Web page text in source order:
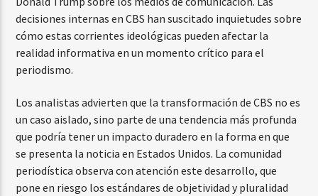
decisiones internas en CBS han suscitado inquietudes sobre
cómo estas corrientes ideológicas pueden afectar la
realidad informativa en un momento crítico para el
periodismo.
Los analistas advierten que la transformación de CBS no es
un caso aislado, sino parte de una tendencia más profunda
que podría tener un impacto duradero en la forma en que
se presenta la noticia en Estados Unidos. La comunidad
periodística observa con atención este desarrollo, que
pone en riesgo los estándares de objetividad y pluralidad